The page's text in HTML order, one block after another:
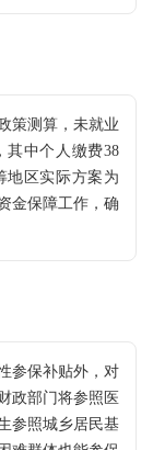
策测算，未就业
其中个人缴费38
地区实际方案为
金保障工作，确
保补贴外，对
政部门将参照医
参照城乡居民基